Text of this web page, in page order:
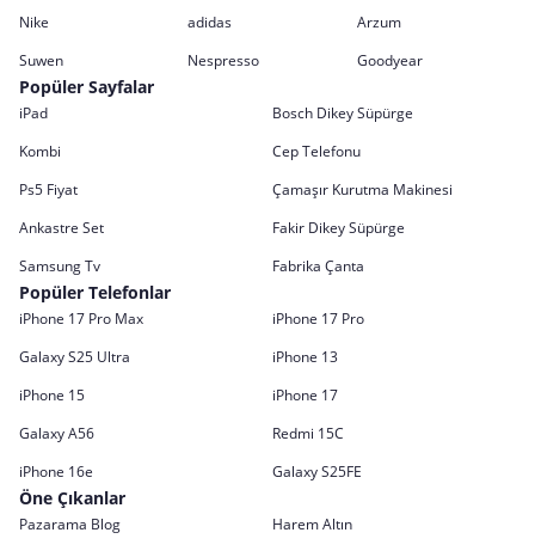
Nike adidas
Arzum
Suwen
Nespresso Goodyear
Popüler Sayfalar
iPad
Bosch Dikey Süpürge
Kombi
Cep Telefonu
Ps5 Fiyat
Çamaşır Kurutma Makinesi
Ankastre Set
Fakir Dikey Süpürge
Samsung Tv
Fabrika Çanta
Popüler Telefonlar
iPhone 17 Pro Max
iPhone 17 Pro
Galaxy S25 Ultra
iPhone 13
iPhone 15
iPhone 17
Galaxy A56
Redmi 15C
iPhone 16e
Galaxy S25FE
Öne Çıkanlar
Pazarama Blog
Harem Altın